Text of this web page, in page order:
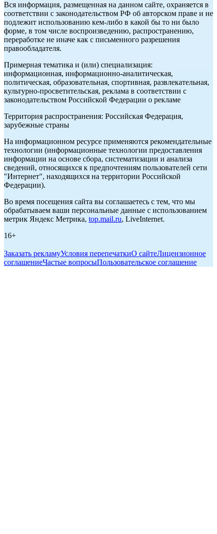
Вся информация, размещенная на данном сайте, охраняется в
соответствии с законодательством РФ об авторском праве и не
подлежит использованию кем-либо в какой бы то ни было
форме, в том числе воспроизведению, распространению,
переработке не иначе как с письменного разрешения
правообладателя.
Примерная тематика и (или) специализация:
информационная, информационно-аналитическая,
политическая, образовательная, спортивная, развлекательная,
культурно-просветительская, реклама в соответствии с
законодательством Российской Федерации о рекламе
Территория распространения: Российская Федерация,
зарубежные страны
На информационном ресурсе применяются рекомендательные
технологии (информационные технологии предоставления
информации на основе сбора, систематизации и анализа
сведений, относящихся к предпочтениям пользователей сети
"Интернет", находящихся на территории Российской
Федерации).
Во время посещения сайта вы соглашаетесь с тем, что мы
обрабатываем ваши персональные данные с использованием
метрик Яндекс Метрика, top.mail.ru, LiveInternet.
16+
Заказать рекламуУсловия перепечаткиО сайтеЛицензионное
соглашениеЧастые вопросыПользовательское соглашение